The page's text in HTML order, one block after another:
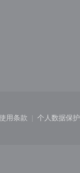
))打开))
口中打开))
用条款
((在新窗口中打开))
个人数据保
((